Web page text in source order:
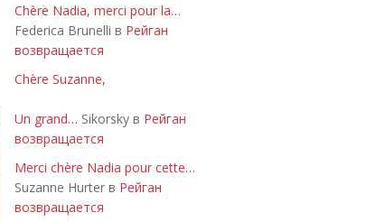
Chère Nadia, merci pour la…
Federica Brunelli в Рейган
возвращается
Chère Suzanne,
Un grand… Sikorsky в Рейган
возвращается
Merci chère Nadia pour cette…
Suzanne Hurter в Рейган
возвращается